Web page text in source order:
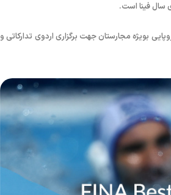
سال فینا است.
بویژه مجارستان جهت برگزاری اردوی تدارکاتی و